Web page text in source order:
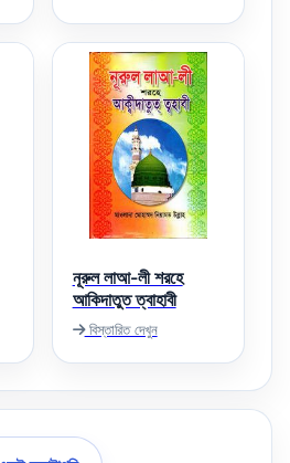
নূরুল লাআ-লী শরহে
আকিদাতুত ত্বাহাবী
বিস্তারিত দেখুন